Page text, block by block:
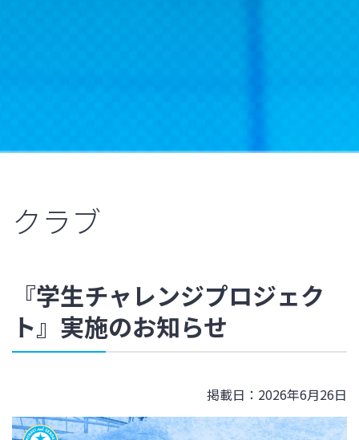
クラブ
『学生チャレンジプロジェク
ト』実施のお知らせ
掲載日：2026年6月26日